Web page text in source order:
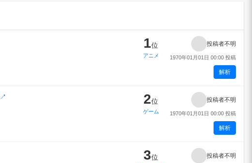
1位
アニメ
投稿者不明
1970年01月01日 00:00 投稿
解析
↗ 2位
ゲーム
投稿者不明
1970年01月01日 00:00 投稿
解析
3位 投稿者不明